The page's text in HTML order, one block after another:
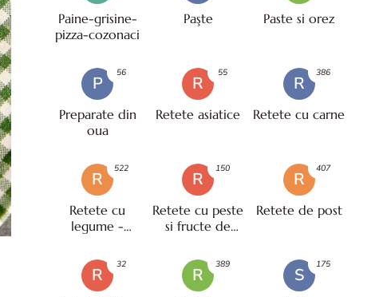
Paine-grisine-
pizza-cozonaci
Paşte Paste si orez
P
Preparate din
oua
56
R
Retete asiatice
55
R
Retete cu carne
386
R
Retete cu
legume -
522
R
Retete cu peste
si fructe de
150
R
Retete de post
407
R
32
R
389
S
175